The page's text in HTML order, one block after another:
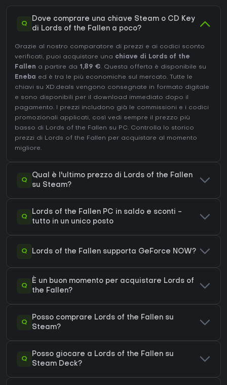
Q
Dove comprare una chiave Steam o CD Key
di Lords of the Fallen a poco?
Grazie al nostro comparatore di prezzi e ai codici sconto
verificati, puoi acquistare una chiave di Lords of the
Fallen a partire da 1,89 €. Questa offerta è disponibile su
Eneba
ed è tra le più economiche sul mercato. Tutte le
chiavi su XD.deals vengono consegnate in formato digitale
e sono disponibili per il download immediato dopo il
pagamento. I prezzi includono già le commissioni e i codici
promozionali applicati, così vedi sempre il prezzo più
basso di Lords of the Fallen su PC. Controlla lo storico
prezzi di Lords of the Fallen per acquistare al momento
migliore.
Q
Qual è l'ultimo prezzo di Lords of the Fallen
su Steam?
Q
Lords of the Fallen PC in saldo e sconti -
tutto in un unico posto
Q Lords of the Fallen supporta GeForce NOW?
Q
È un buon momento per acquistare Lords of
the Fallen?
Q
Posso comprare Lords of the Fallen su
Steam?
Q
Posso giocare a Lords of the Fallen su
Steam Deck?